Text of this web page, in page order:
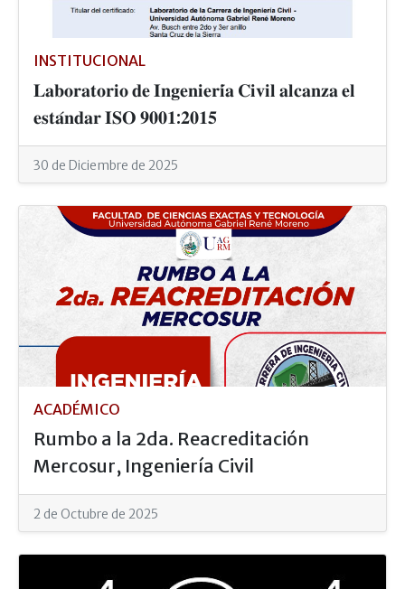
INSTITUCIONAL
𝐋𝐚𝐛𝐨𝐫𝐚𝐭𝐨𝐫𝐢𝐨 𝐝𝐞 𝐈𝐧𝐠𝐞𝐧𝐢𝐞𝐫𝐢́𝐚 𝐂𝐢𝐯𝐢𝐥 𝐚𝐥𝐜𝐚𝐧𝐳𝐚 𝐞𝐥
𝐞𝐬𝐭𝐚́𝐧𝐝𝐚𝐫 𝐈𝐒𝐎 𝟗𝟎𝟎𝟏:𝟐𝟎𝟏𝟓
30 de Diciembre de 2025
ACADÉMICO
Rumbo a la 2da. Reacreditación
Mercosur, Ingeniería Civil
2 de Octubre de 2025